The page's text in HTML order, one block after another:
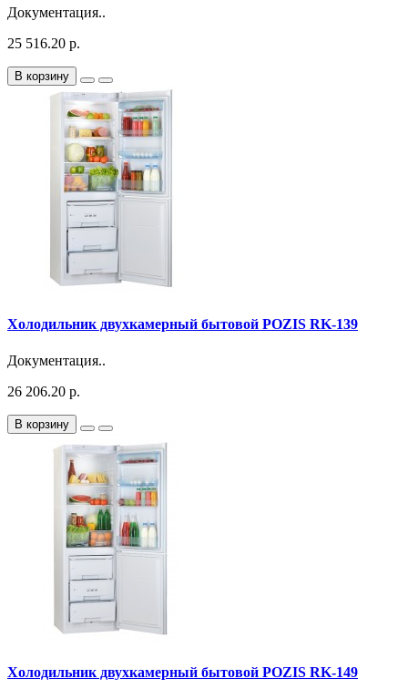
Документация..
25 516.20 р.
В корзину
Холодильник двухкамерный бытовой POZIS RK-139
Документация..
26 206.20 р.
В корзину
Холодильник двухкамерный бытовой POZIS RK-149